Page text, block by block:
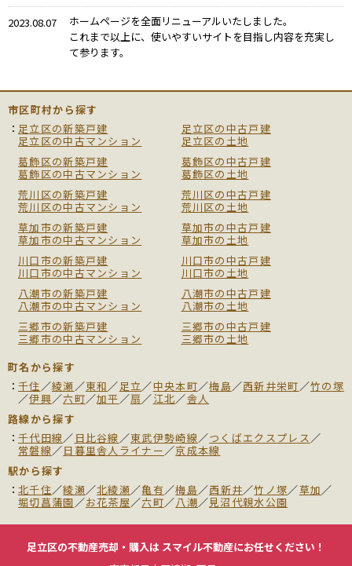
2023.08.07
ホームページを全面リニューアルいたしました。
これまで以上に、使いやすいサイトを目指し内容を充実し
て参ります。
市区町村から探す
足立区の新築戸建
足立区の中古戸建
足立区の中古マンション
足立区の土地
葛飾区の新築戸建
葛飾区の中古戸建
葛飾区の中古マンション
葛飾区の土地
荒川区の新築戸建
荒川区の中古戸建
荒川区の中古マンション
荒川区の土地
草加市の新築戸建
草加市の中古戸建
草加市の中古マンション
草加市の土地
川口市の新築戸建
川口市の中古戸建
川口市の中古マンション
川口市の土地
八潮市の新築戸建
八潮市の中古戸建
八潮市の中古マンション
八潮市の土地
三郷市の新築戸建
三郷市の中古戸建
三郷市の中古マンション
三郷市の土地
町名から探す
千住／綾瀬／東和／足立／中央本町／梅島／西新井栄町／竹の塚
／伊興／六町／加平／扇／江北／舎人
路線から探す
千代田線／ 日比谷線／東武伊勢崎線／つくばエクスプレス／
常磐線／日暮里舎人ライナー／京成本線
駅から探す
北千住／綾瀬／北綾瀬／亀有／梅島／西新井／竹ノ塚／草加／
堀切菖蒲園／お花茶屋／六町／八潮／見沼代親水公園
足立区の不動産売却・購入は スマイル不動産にお任せください！